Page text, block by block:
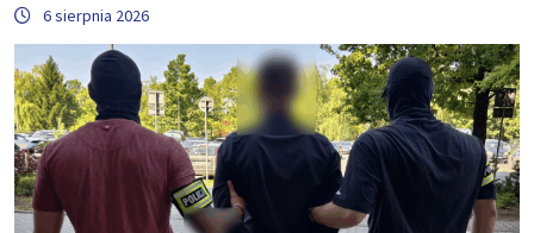
6 sierpnia 2026